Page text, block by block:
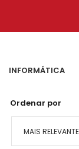
INFORMÁTICA
Ordenar por
MAIS